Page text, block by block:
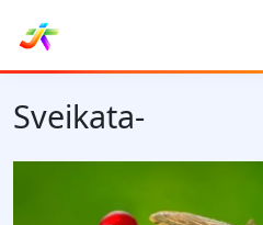
Sveikata-